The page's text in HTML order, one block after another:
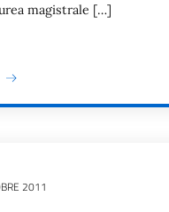
magistrale […]
2011